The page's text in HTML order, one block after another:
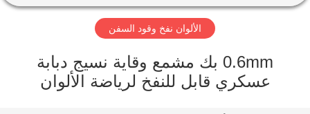
معلومات
الألوان نفخ وقود السفن
0.6mm بك مشمع وقاية نسيج دبابة
عسكري قابل للنفخ لرياضة الألوان